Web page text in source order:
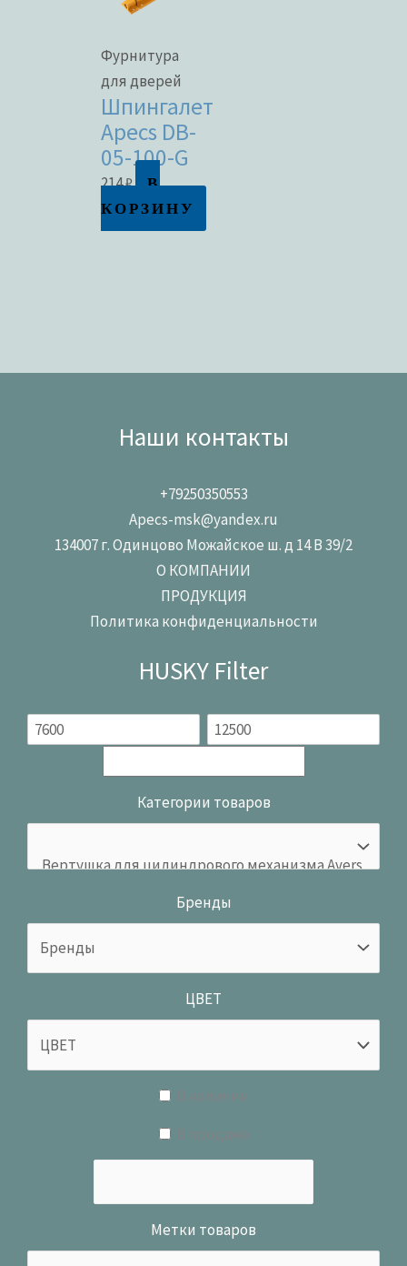
Фурнитура
для дверей
Шпингалет
Apecs DB-
05-100-G
214₽
В
КОРЗИНУ
Наши контакты
+79250350553
Apecs-msk@yandex.ru
134007 г. Одинцово Можайское ш. д 14 В 39/2
О КОМПАНИИ
ПРОДУКЦИЯ
Политика конфиденциальности
HUSKY Filter
Категории товаров
Бренды
ЦВЕТ
Метки товаров